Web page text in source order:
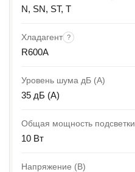
N, SN, ST, T
Хладагент ?
R600A
Уровень шума дБ (А)
35 дБ (А)
Общая мощность подсветки
10 Вт
Напряжение (В)